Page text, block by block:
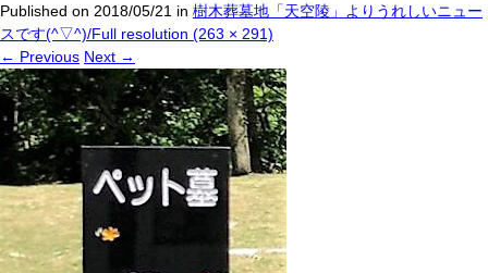
Published on 2018/05/21 in 樹木葬墓地「天空陵」よりうれしいニュー
スです(^▽^)/Full resolution (263 × 291)
← Previous Next →